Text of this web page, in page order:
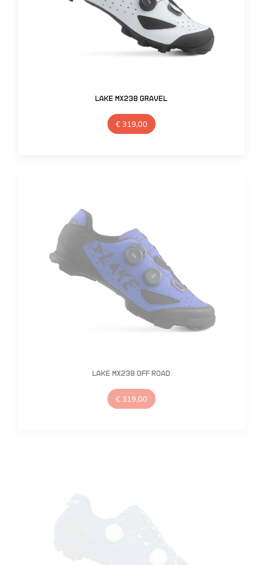
Lake MX238 Gravel
€319,00
Lake MX238 Off Road
€319,00